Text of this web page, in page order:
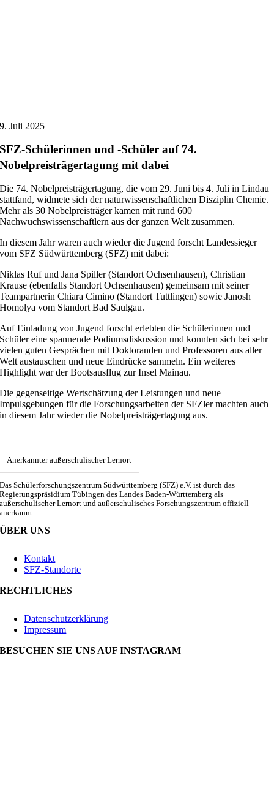
9. Juli 2025
SFZ-Schülerinnen und -Schüler auf 74.
Nobelpreisträgertagung mit dabei
Die 74. Nobelpreisträgertagung, die vom 29. Juni bis 4. Juli in Lindau
stattfand, widmete sich der naturwissenschaftlichen Disziplin Chemie.
Mehr als 30 Nobelpreisträger kamen mit rund 600
Nachwuchswissenschaftlern aus der ganzen Welt zusammen.
In diesem Jahr waren auch wieder die Jugend forscht Landessieger
vom SFZ Südwürttemberg (SFZ) mit dabei:
Niklas Ruf und Jana Spiller (Standort Ochsenhausen), Christian
Krause (ebenfalls Standort Ochsenhausen) gemeinsam mit seiner
Teampartnerin Chiara Cimino (Standort Tuttlingen) sowie Janosh
Homolya vom Standort Bad Saulgau.
Auf Einladung von Jugend forscht erlebten die Schülerinnen und
Schüler eine spannende Podiumsdiskussion und konnten sich bei sehr
vielen guten Gesprächen mit Doktoranden und Professoren aus aller
Welt austauschen und neue Eindrücke sammeln. Ein weiteres
Highlight war der Bootsausflug zur Insel Mainau.
Die gegenseitige Wertschätzung der Leistungen und neue
Impulsgebungen für die Forschungsarbeiten der SFZler machten auch
in diesem Jahr wieder die Nobelpreisträgertagung aus.
Anerkannter außerschulischer Lernort
Das Schülerforschungszentrum Südwürttemberg (SFZ) e.V. ist durch das
Regierungspräsidium Tübingen des Landes Baden-Württemberg als
außerschulischer Lernort und außerschulisches Forschungszentrum offiziell
anerkannt.
ÜBER UNS
Kontakt
SFZ-Standorte
RECHTLICHES
Datenschutzerklärung
Impressum
BESUCHEN SIE UNS AUF INSTAGRAM